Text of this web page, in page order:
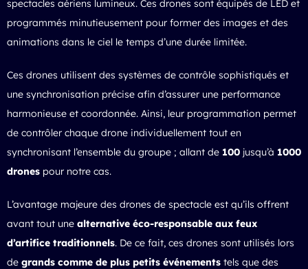
spectacles aériens lumineux. Ces drones sont équipés de LED et
programmés minutieusement pour former des images et des
animations dans le ciel le temps d’une durée limitée.
Ces drones utilisent des systèmes de contrôle sophistiqués et
une synchronisation précise afin d’assurer une performance
harmonieuse et coordonnée. Ainsi, leur programmation permet
de contrôler chaque drone individuellement tout en
synchronisant l’ensemble du groupe ; allant de 100 jusqu’à 1000
drones pour notre cas.
L’avantage majeure des drones de spectacle est qu’ils offrent
avant tout une alternative éco-responsable aux feux
d’artifice traditionnels. De ce fait, ces drones sont utilisés lors
de grands comme de plus petits événements tels que des